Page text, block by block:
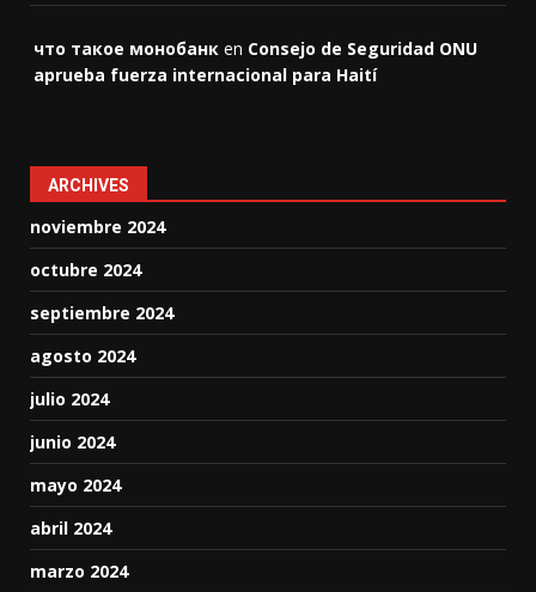
что такое монобанк en Consejo de Seguridad ONU
aprueba fuerza internacional para Haití
ARCHIVES
noviembre 2024
octubre 2024
septiembre 2024
agosto 2024
julio 2024
junio 2024
mayo 2024
abril 2024
marzo 2024